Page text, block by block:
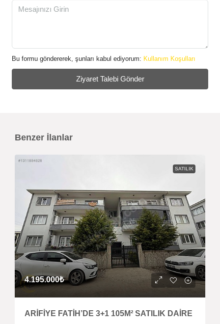
Bu formu göndererek, şunları kabul ediyorum: Kullanım Koşulları
Ziyaret Talebi Gönder
Benzer İlanlar
SATILIK
4.195.000₺
ARİFİYE FATİH’DE 3+1 105M² SATILIK DAİRE